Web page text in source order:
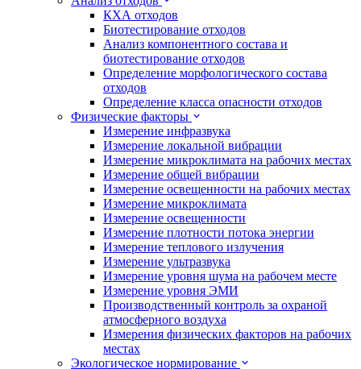
КХА отходов
Биотестирование отходов
Анализ компонентного состава и
биотестирование отходов
Определение морфологического состава
отходов
Определение класса опасности отходов
Физические факторы
Измерение инфразвука
Измерение локальной вибрации
Измерение микроклимата на рабочих местах
Измерение общей вибрации
Измерение освещенности на рабочих местах
Измерение микроклимата
Измерение освещенности
Измерение плотности потока энергии
Измерение теплового излучения
Измерение ультразвука
Измерение уровня шума на рабочем месте
Измерение уровня ЭМИ
Производственный контроль за охраной
атмосферного воздуха
Измерения физических факторов на рабочих
местах
Экологическое нормирование